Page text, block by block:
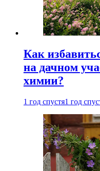
Как
на дачном
химии?
1 год спустя1 год